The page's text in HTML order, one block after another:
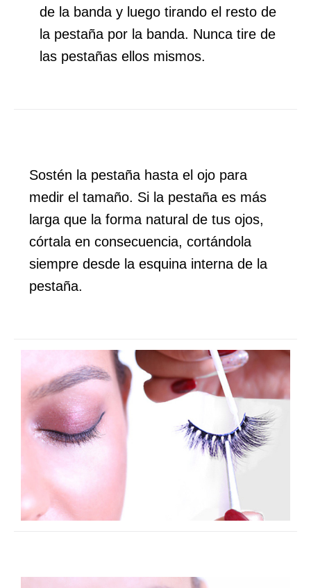
de la banda y luego tirando el resto de
la pestaña por la banda. Nunca tire de
las pestañas ellos mismos.
Sostén la pestaña hasta el ojo para
medir el tamaño. Si la pestaña es más
larga que la forma natural de tus ojos,
córtala en consecuencia, cortándola
siempre desde la esquina interna de la
pestaña.